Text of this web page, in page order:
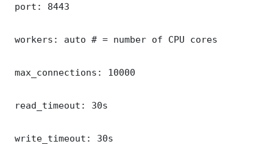
port: 8443
workers: auto # = number of CPU cores
max_connections: 10000
read_timeout: 30s
write_timeout: 30s